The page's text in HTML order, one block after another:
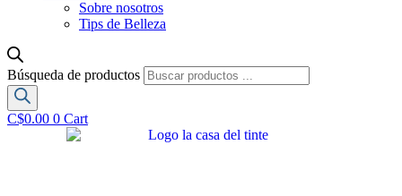
Sobre nosotros
Tips de Belleza
Búsqueda de productos
C$0.00 0 Cart